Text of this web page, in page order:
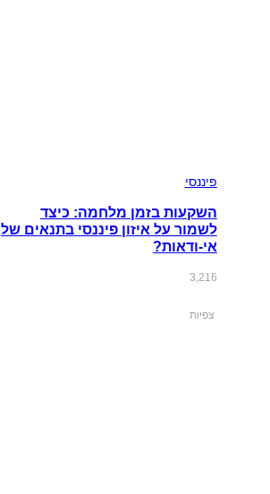
פיננסי
השקעות בזמן מלחמה: כיצד
לשמור על איזון פיננסי בתנאים של
אי-ודאות?
3,216
צפיות